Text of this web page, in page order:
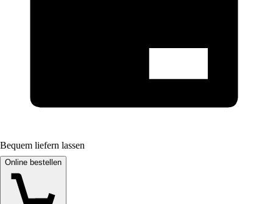
Bequem liefern lassen
Online bestellen